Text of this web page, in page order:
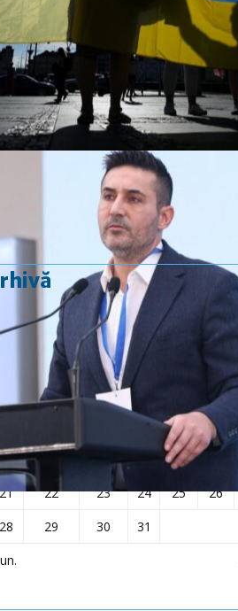
: 4,5584 RON
+0,0077 ▲
: 5,6244 RON
+0,0023 ▲
GBP : 6,1277 RON
+0,0041 ▲
Convertor valutar
»
iulie 2025
Ma Mi
1 2 5
10 11 12
18
22 23 24 25 26
28
29 30 31